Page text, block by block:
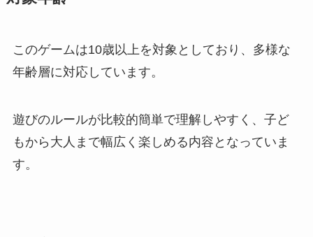
このゲームは10歳以上を対象としており、多様な
年齢層に対応しています。
遊びのルールが比較的簡単で理解しやすく、子ど
もから大人まで幅広く楽しめる内容となっていま
す。